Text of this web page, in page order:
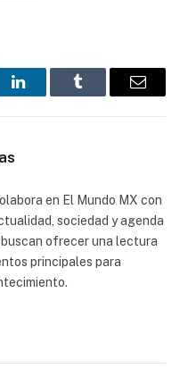
LinkedInTumblr
Correo
en El Mundo MX con
sociedad y agenda
ofrecer una lectura
principales para